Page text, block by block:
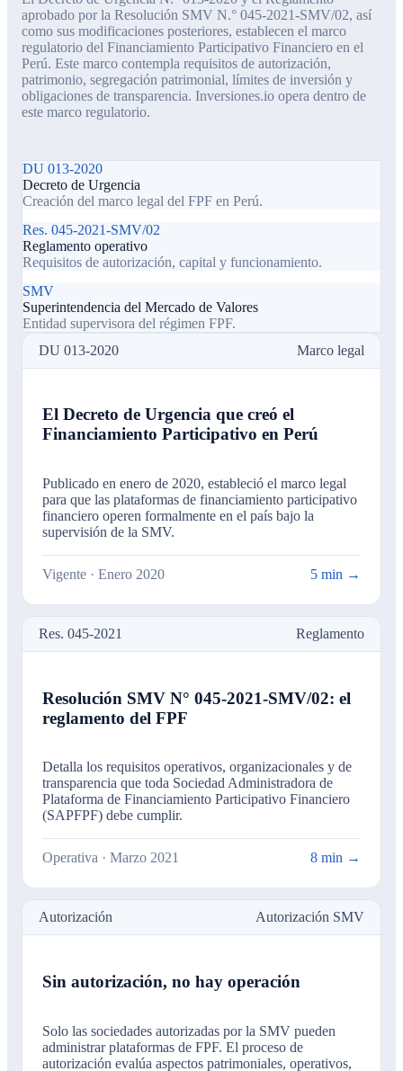
aprobado por la Resolución SMV N.° 045-2021-SMV/02, así
como sus modificaciones posteriores, establecen el marco
regulatorio del Financiamiento Participativo Financiero en el
Perú. Este marco contempla requisitos de autorización,
patrimonio, segregación patrimonial, límites de inversión y
obligaciones de transparencia. Inversiones.io opera dentro de
este marco regulatorio.
DU 013-2020
Decreto de Urgencia
Creación del marco legal del FPF en Perú.
Res. 045-2021-SMV/02
Reglamento operativo
Requisitos de autorización, capital y funcionamiento.
SMV
Superintendencia del Mercado de Valores
Entidad supervisora del régimen FPF.
DU 013-2020
Marco legal
El Decreto de Urgencia que creó el
Financiamiento Participativo en Perú
Publicado en enero de 2020, estableció el marco legal
para que las plataformas de financiamiento participativo
financiero operen formalmente en el país bajo la
supervisión de la SMV.
Vigente · Enero 2020 5 min →
Res. 045-2021 Reglamento
Resolución SMV N° 045-2021-SMV/02: el
reglamento del FPF
Detalla los requisitos operativos, organizacionales y de
transparencia que toda Sociedad Administradora de
Plataforma de Financiamiento Participativo Financiero
(SAPFPF) debe cumplir.
Operativa · Marzo 2021 8 min →
Autorización Autorización SMV
Sin autorización, no hay operación
Solo las sociedades autorizadas por la SMV pueden
administrar plataformas de FPF. El proceso de
autorización evalúa aspectos patrimoniales, operativos,